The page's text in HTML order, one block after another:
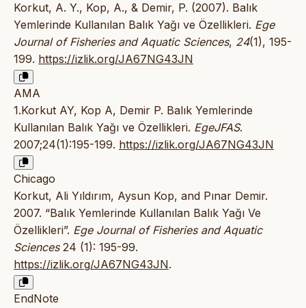
Korkut, A. Y., Kop, A., & Demir, P. (2007). Balık
Yemlerinde Kullanılan Balık Yağı ve Özellikleri. Ege
Journal of Fisheries and Aquatic Sciences, 24(1), 195-
199. https://izlik.org/JA67NG43JN
AMA
1.Korkut AY, Kop A, Demir P. Balık Yemlerinde
Kullanılan Balık Yağı ve Özellikleri. EgeJFAS.
2007;24(1):195-199. https://izlik.org/JA67NG43JN
Chicago
Korkut, Ali Yıldırım, Aysun Kop, and Pınar Demir.
2007. “Balık Yemlerinde Kullanılan Balık Yağı Ve
Özellikleri”. Ege Journal of Fisheries and Aquatic
Sciences24 (1): 195-99.
https://izlik.org/JA67NG43JN.
EndNote